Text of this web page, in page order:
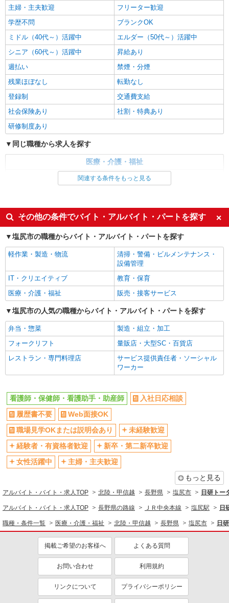
護STAFF。日払いOK
時給2000円〜2500円＜交通費全額支給/日払
い・週払いOK/履歴書不要＞
塩尻市
詳細を見る
派遣社員
株式会社kotrio /●MT-H-2086557
はじめてでも安心。と思える看護助手★塩尻市
★履歴書不要
通費全支給(ガソリン代含む)＞
塩尻市
詳細を見る
株式会社kotrio /●MT-H-2051437
≪塩尻市≫未経験・無資格から看護助手へ挑
時給1500円〜2125円 ＜日払い有/週払い有/交
通費全支給(ガソリン代含む)＞
キープ 詳細を見る
派遣社員
株式会社kotrio /●MT-H-1959147
塩尻市｜看護師さんのサポートスタッフ募集♪
時給1500円〜2125円 ＜日払い有/週払い有/交
通費全支給(ガソリン代含む)＞
塩尻市
キープ 詳細を見る
派遣社員
株式会社kotrio /●MT-H-1906786
塩尻市≫タイパ重視で稼げる看護助手＊無料資
格支援で時給UP
時給1500円〜2125円 ＜日払い有/週払い有/交
塩尻市
キープ 詳細を見る
株式会社kotrio /●MT-H-2021465
塩尻市｜家庭と両立できる＊デイサービス看護
師【夜勤なし】
時給2300円〜2875円 ＜日払い有/週払い有/交
通費全支給(ガソリン代含む)＞
主婦・主夫歓迎
フリーター歓迎
学歴不問
ブランクOK
ミドル（40代～）活躍中
エルダー（50代～）活躍中
シニア（60代～）活躍中
昇給あり
週払い
禁煙・分煙
残業ほぼなし
転勤なし
登録制
交通費支給
社会保険あり
社割・特典あり
研修制度あり
同じ職種から求人を探す
医療・介護・福祉
看護師・保健師・看護助手・助産師
未経験歓迎
ミドル（40代～）活躍中
交通費支給
社会保険あり
関連する条件をもっと見る
その他の条件でバイト・アルバイト・パートを探す
塩尻市の職種からバイト・アルバイト・パートを探す
軽作業・製造・物流
清掃・警備・ビルメンテナンス・
設備管理
IT・クリエイティブ
教育・保育
医療・介護・福祉
販売・接客サービス
塩尻市の人気の職種からバイト・アルバイト・パートを探す
弁当・惣菜
製造・組立・加工
フォークリフト
量販店・大型SC・百貨店
レストラン・専門料理店
サービス提供責任者・ソーシャル
ワーカー
看護師・保健師・看護助手・助産師
入社日応相談
履歴書不要
Web面接OK
職場見学OKまたは説明会あり
未経験歓迎
経験者・有資格者歓迎
新卒・第二新卒歓迎
女性活躍中
主婦・主夫歓迎
もっと見る
アルバイト・バイト・求人TOP 北陸・甲信越 長野県 塩尻市 日研トー
アルバイト・バイト・求人TOP 長野県の路線 ＪＲ中央本線 塩尻駅 日
職種・条件一覧 医療・介護・福祉 北陸・甲信越 長野県 塩尻市 日
掲載ご希望のお客様へ よくある質問
お問い合わせ 利用規約
リンクについて プライバシーポリシー